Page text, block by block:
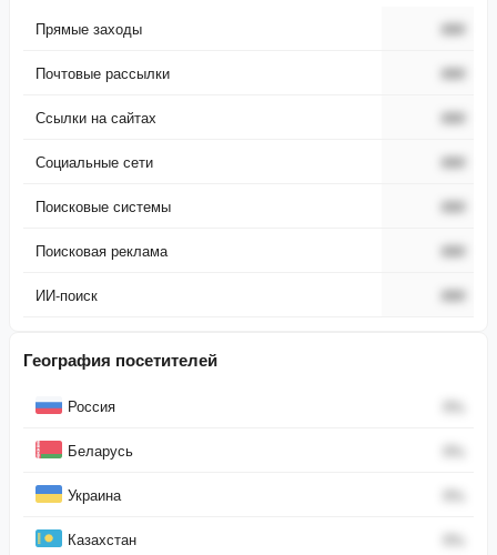
Прямые заходы ###
Почтовые рассылки ###
Ссылки на сайтах ###
Социальные сети ###
Поисковые системы ###
Поисковая реклама ###
ИИ-поиск ###
География посетителей
Россия 0%
Беларусь 0%
Украина 0%
Казахстан 0%